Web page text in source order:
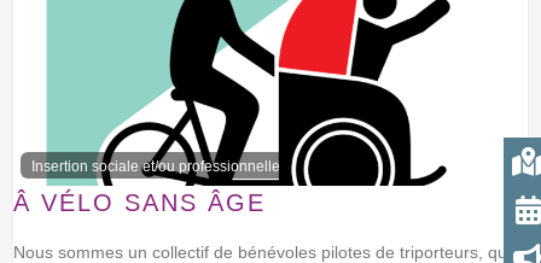
Insertion sociale et/ou professionnelle
Â VÉLO SANS ÂGE
Nous sommes un collectif de bénévoles pilotes de triporteurs, qui